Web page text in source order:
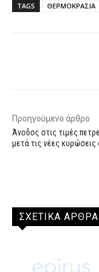
TAGS ΘΕΡΜΟΚΡΑΣΙΑ
Προηγούμενο άρθρο
Άνοδος στις τιμές
μετά τις νέες κυρώσεις
ΣΧΕΤΙΚΑ ΑΡΘΡΑ